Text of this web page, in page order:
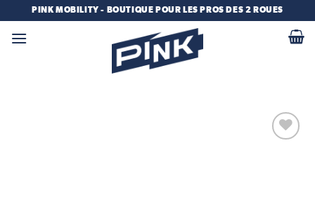
contenu
PINK MOBILITY - BOUTIQUE POUR LES PROS DES 2 ROUES